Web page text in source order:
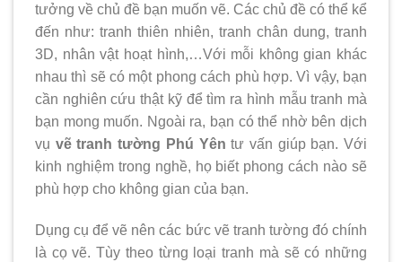
tưởng về chủ đề bạn muốn vẽ. Các chủ đề có thể kể
đến như: tranh thiên nhiên, tranh chân dung, tranh
3D, nhân vật hoạt hình,…Với mỗi không gian khác
nhau thì sẽ có một phong cách phù hợp. Vì vậy, bạn
cần nghiên cứu thật kỹ để tìm ra hình mẫu tranh mà
bạn mong muốn. Ngoài ra, bạn có thể nhờ bên dịch
vụ vẽ tranh tường Phú Yên tư vấn giúp bạn. Với
kinh nghiệm trong nghề, họ biết phong cách nào sẽ
phù hợp cho không gian của bạn.
Dụng cụ để vẽ nên các bức vẽ tranh tường đó chính
là cọ vẽ. Tùy theo từng loại tranh mà sẽ có những